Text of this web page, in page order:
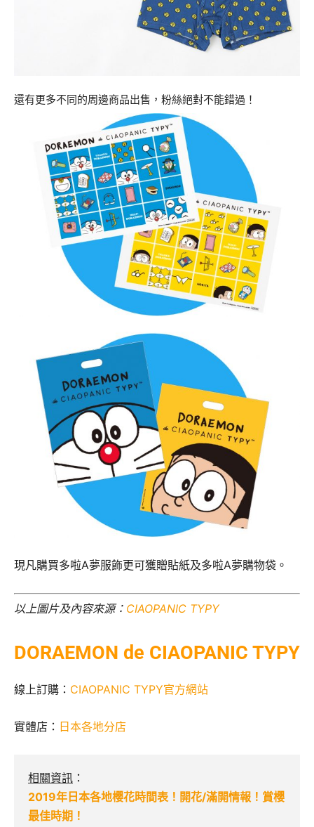
還有更多不同的周邊商品出售，粉絲絕對不能錯過！
現凡購買多啦A夢服飾更可獲贈貼紙及多啦A夢購物袋。
以上圖片及內容來源： CIAOPANIC TYPY
DORAEMON de CIAOPANIC TYPY
線上訂購： CIAOPANIC TYPY官方網站
實體店： 日本各地分店
相關資訊 ：
2019年日本各地櫻花時間表！開花/滿開情報！賞櫻
最佳時期！